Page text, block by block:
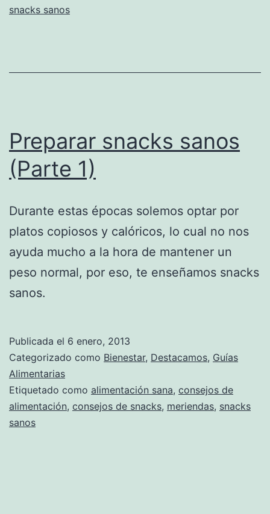
snacks sanos
Preparar snacks sanos
(Parte 1)
Durante estas épocas solemos optar por
platos copiosos y calóricos, lo cual no nos
ayuda mucho a la hora de mantener un
peso normal, por eso, te enseñamos snacks
sanos.
Publicada el 6 enero, 2013
Categorizado como Bienestar, Destacamos, Guías
Alimentarias
Etiquetado como alimentación sana, consejos de
alimentación, consejos de snacks, meriendas, snacks
sanos